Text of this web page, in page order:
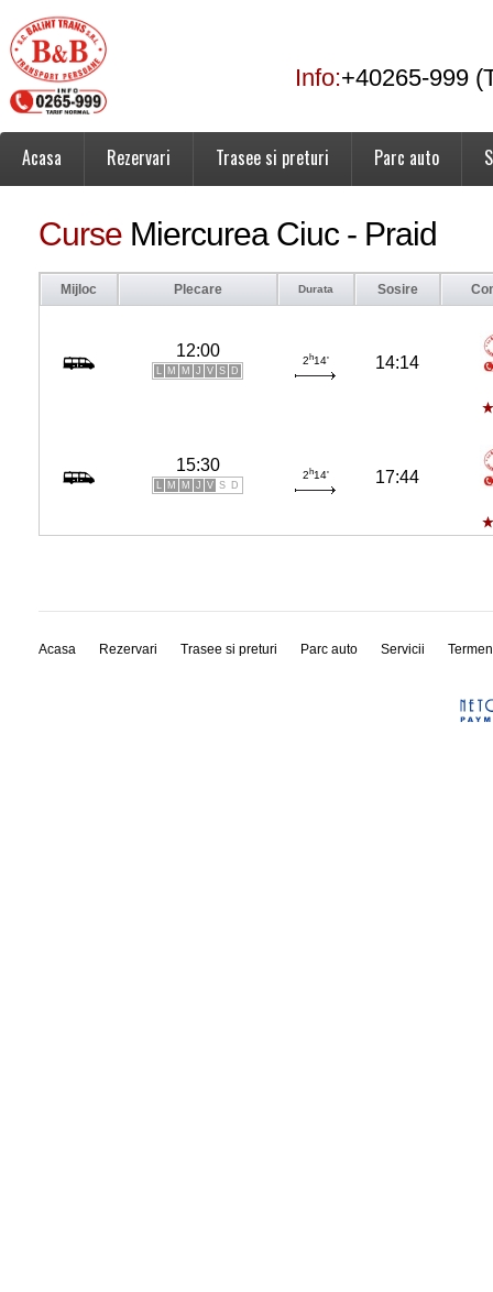
Info:+40265-999
Acasa Rezervari Trasee si preturi Parc auto
Curse Miercurea Ciuc - Praid
Mijloc Plecare Durata Sosire
12:00
L M M J V S D
2 h14' 14:14
15:30
L M M J V S D
2 h14' 17:44
Acasa Rezervari Trasee si preturi Parc auto Servicii